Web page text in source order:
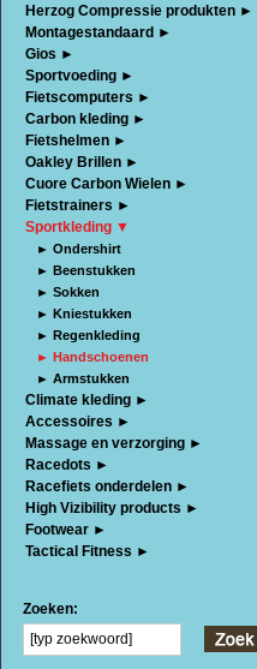
Herzog Compressie produkten ►
Montagestandaard ►
Gios ►
Sportvoeding ►
Fietscomputers ►
Carbon kleding ►
Fietshelmen ►
Oakley Brillen ►
Cuore Carbon Wielen ►
Fietstrainers ►
Sportkleding ▼
► Ondershirt
► Beenstukken
► Sokken
► Kniestukken
► Regenkleding
► Handschoenen
► Armstukken
Climate kleding ►
Accessoires ►
Massage en verzorging ►
Racedots ►
Racefiets onderdelen ►
High Vizibility products ►
Footwear ►
Tactical Fitness ►
Zoeken: